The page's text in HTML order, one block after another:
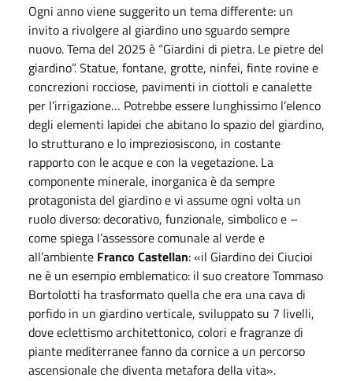
Ogni anno viene suggerito un tema differente: un
invito a rivolgere al giardino uno sguardo sempre
nuovo. Tema del 2025 è “Giardini di pietra. Le pietre del
giardino”. Statue, fontane, grotte, ninfei, finte rovine e
concrezioni rocciose, pavimenti in ciottoli e canalette
per l’irrigazione… Potrebbe essere lunghissimo l’elenco
degli elementi lapidei che abitano lo spazio del giardino,
lo strutturano e lo impreziosiscono, in costante
rapporto con le acque e con la vegetazione. La
componente minerale, inorganica è da sempre
protagonista del giardino e vi assume ogni volta un
ruolo diverso: decorativo, funzionale, simbolico e –
come spiega l’assessore comunale al verde e
all’ambiente Franco Castellan: «il Giardino dei Ciucioi
ne è un esempio emblematico: il suo creatore Tommaso
Bortolotti ha trasformato quella che era una cava di
porfido in un giardino verticale, sviluppato su 7 livelli,
dove eclettismo architettonico, colori e fragranze di
piante mediterranee fanno da cornice a un percorso
ascensionale che diventa metafora della vita».